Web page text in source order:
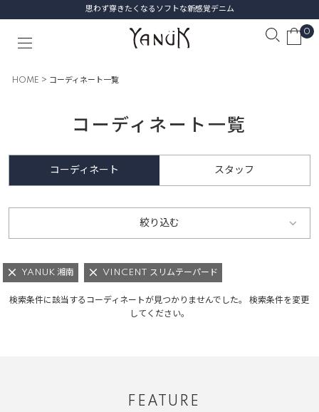
思わず穿きたくなるソフトな新感覚デニム
0
HOME コーディネート一覧
コーディネート一覧
コーディネート スタッフ
絞り込む
YANUK 湘南 VINCENT スリムテーパード
検索条件に該当するコーディネートが見つかりませんでした。 検索条件を変更
してください。
FEATURE